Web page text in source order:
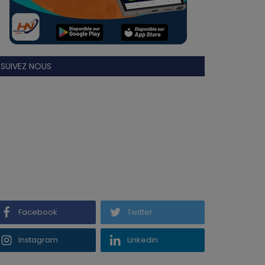
SUIVEZ NOUS
Facebook Twitter
Instagram Linkedin